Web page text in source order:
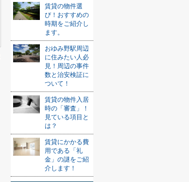
賃貸の物件選
び！おすすめの
時期をご紹介し
ます。
おゆみ野駅周辺
に住みたい人必
見！周辺の事件
数と治安検証に
ついて！
賃貸の物件入居
時の「審査」！
見ている項目と
は？
賃貸にかかる費
用である「礼
金」の謎をご紹
介します！